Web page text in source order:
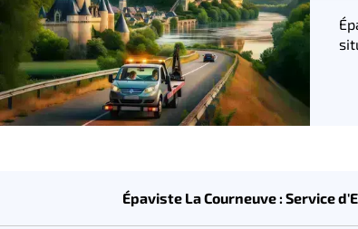
Épaviste La Courneuve : Service